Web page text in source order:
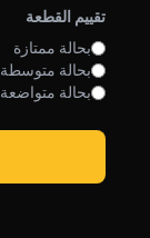
تقييم القطعة
بحالة ممتازة
بحالة متوسطة
بحالة متواضعة